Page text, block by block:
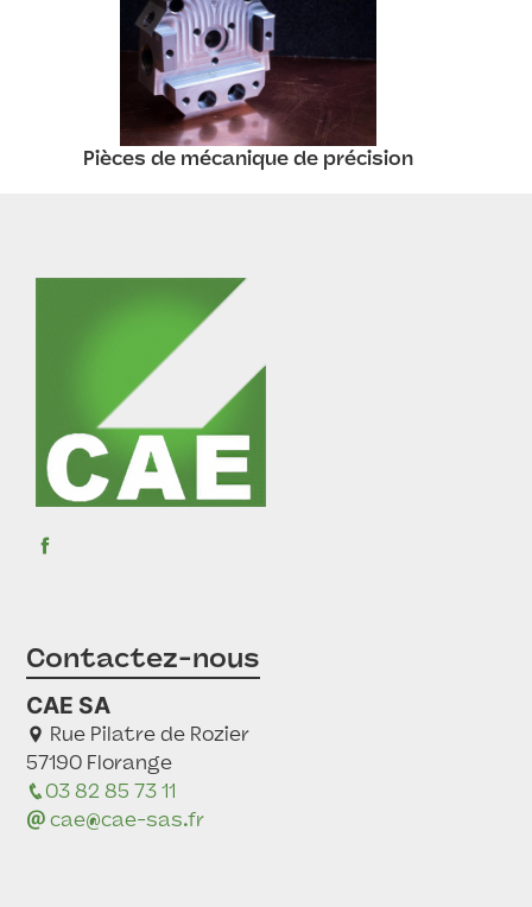
Pièces de mécanique de précision
Contactez-nous
CAE SA
Rue Pilatre de Rozier
57190 Florange
03 82 85 73 11
cae@cae-sas.fr